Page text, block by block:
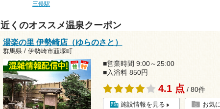
三俣駅
近くのオススメ温泉クーポン
湯楽の里 伊勢崎店（ゆらのさと）
群馬県 / 伊勢崎市韮塚町
■営業時間 9:00～25:00
■入浴料 850円
4.1 点 / 80件
施設情報を見る お気